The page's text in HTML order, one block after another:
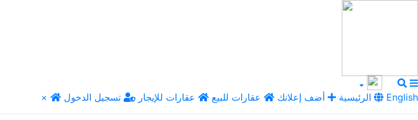
× الرئيسية أضف إعلانك عقارات للبيع عقارات للإيجار تسجيل الدخول English